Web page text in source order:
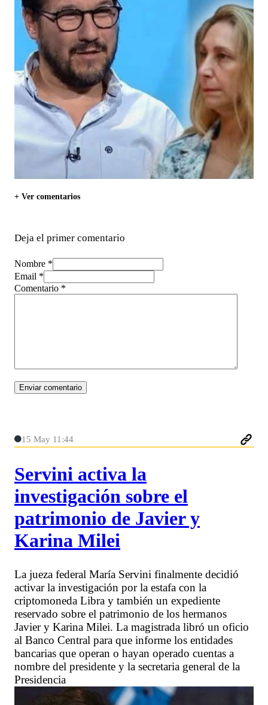
+ Ver comentarios
Deja el primer comentario
Nombre *
Email *
Comentario *
15 May 11:44
Servini activa la
investigación sobre el
patrimonio de Javier y
Karina Milei
La jueza federal María Servini finalmente decidió
activar la investigación por la estafa con la
criptomoneda Libra y también un expediente
reservado sobre el patrimonio de los hermanos
Javier y Karina Milei. La magistrada libró un oficio
al Banco Central para que informe los entidades
bancarias que operan o hayan operado cuentas a
nombre del presidente y la secretaria general de la
Presidencia